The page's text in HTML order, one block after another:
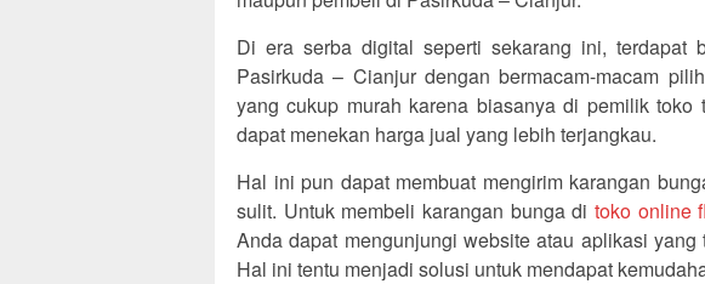
Di era serba digital seperti sekarang ini, terdapat
Pasirkuda – Cianjur dengan bermacam-macam
yang cukup murah karena biasanya di pemilik
dapat menekan harga jual yang lebih terjangkau.
Hal ini pun dapat membuat mengirim karangan
sulit. Untuk membeli karangan bunga di toko online
Anda dapat mengunjungi website atau aplikasi
Hal ini tentu menjadi solusi untuk mendapat